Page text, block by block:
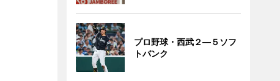
プロ野球・西武２―５ソフ
トバンク